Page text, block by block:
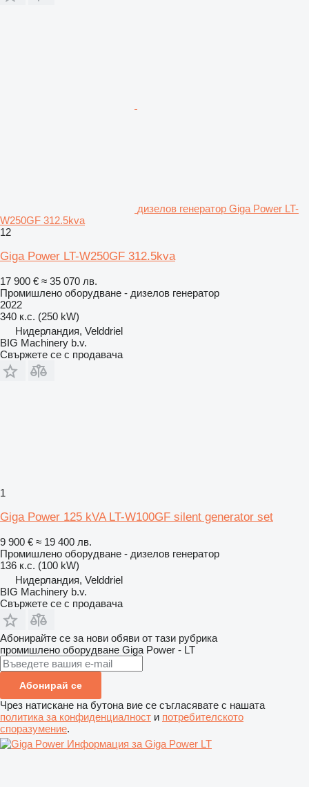
дизелов генератор Giga Power LT-
W250GF 312.5kva
12
Giga Power LT-W250GF 312.5kva
17 900 € ≈ 35 070 лв.
Промишлено оборудване - дизелов генератор
2022
340 к.с. (250 kW)
Нидерландия, Velddriel
BIG Machinery b.v.
Свържете се с продавача
1
Giga Power 125 kVA LT-W100GF silent generator set
9 900 € ≈ 19 400 лв.
Промишлено оборудване - дизелов генератор
136 к.с. (100 kW)
Нидерландия, Velddriel
BIG Machinery b.v.
Свържете се с продавача
Абонирайте се за нови обяви от тази рубрика
промишлено оборудване Giga Power - LT
Абонирай се
Чрез натискане на бутона вие се съгласявате с нашата
политика за конфиденциалност и потребителското
споразумение.
Информация за Giga Power LT